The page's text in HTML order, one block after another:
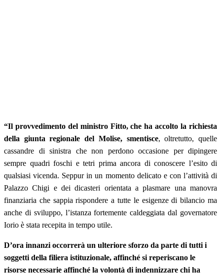
“Il provvedimento del ministro Fitto, che ha accolto la richiesta
della giunta regionale del Molise, smentisce, oltretutto, quelle
cassandre di sinistra che non perdono occasione per dipingere
sempre quadri foschi e tetri prima ancora di conoscere l’esito di
qualsiasi vicenda. Seppur in un momento delicato e con l’attività di
Palazzo Chigi e dei dicasteri orientata a plasmare una manovra
finanziaria che sappia rispondere a tutte le esigenze di bilancio ma
anche di sviluppo, l’istanza fortemente caldeggiata dal governatore
Iorio è stata recepita in tempo utile.
D’ora innanzi occorrerà un ulteriore sforzo da parte di tutti i
soggetti della filiera istituzionale, affinché si reperiscano le
risorse necessarie affinché la volontà di indennizzare chi ha